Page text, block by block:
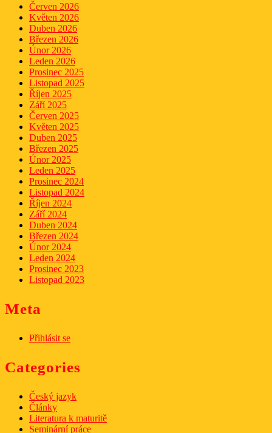
Červen 2026
Květen 2026
Duben 2026
Březen 2026
Únor 2026
Leden 2026
Prosinec 2025
Listopad 2025
Říjen 2025
Září 2025
Červen 2025
Květen 2025
Duben 2025
Březen 2025
Únor 2025
Leden 2025
Prosinec 2024
Listopad 2024
Říjen 2024
Září 2024
Duben 2024
Březen 2024
Únor 2024
Leden 2024
Prosinec 2023
Listopad 2023
Meta
Přihlásit se
Categories
Český jazyk
Články
Literatura k maturitě
Seminární práce